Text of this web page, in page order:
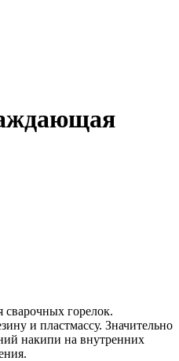
сварочных горелок.
и пластмассу. Значительно
накипи на внутренних